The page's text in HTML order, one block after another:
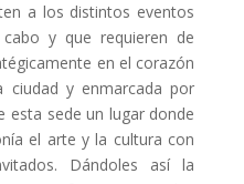
a los distintos eventos
y que requieren de
en el corazón
ciudad y enmarcada por
esta sede un lugar donde
el arte y la cultura con
Dándoles así la